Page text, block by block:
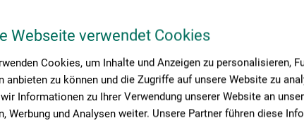
Webseite verwendet Cookies
Cookies, um Inhalte und Anzeigen zu personalisieren,
anbieten zu können und die Zugriffe auf unsere Website zu
Informationen zu Ihrer Verwendung unserer Website an
Werbung und Analysen weiter. Unsere Partner führen diese